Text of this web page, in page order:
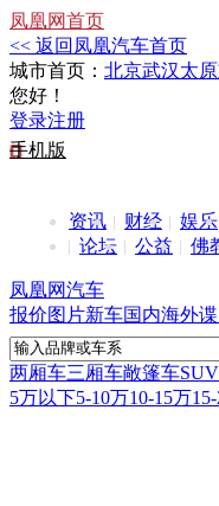
凤凰网首页
<< 返回凤凰汽车首页
城市首页： 北京武汉太原
您好！
登录注册
手机版
资讯 财经 娱乐
论坛
公益 佛
凤凰网汽车
报价图片新车国内海外
两厢车三厢车敞篷车
5万以下5-10万10-15万